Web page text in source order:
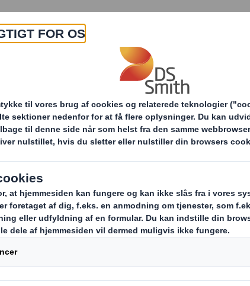
Produkter & Services
Hvordan vi samarbejder innovativt med dig